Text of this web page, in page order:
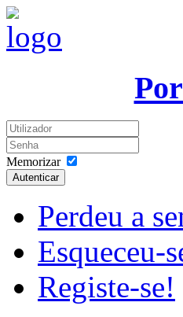
Memorizar
Autenticar
Perdeu a
Esqueceu-
Registe-se!